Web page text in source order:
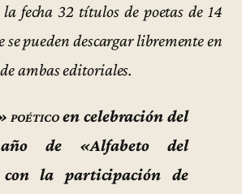
fecha 32 títulos de poetas de 14
se pueden descargar libremente en
ambas editoriales.
poéticoen celebración del
de «Alfabeto del
la participación de